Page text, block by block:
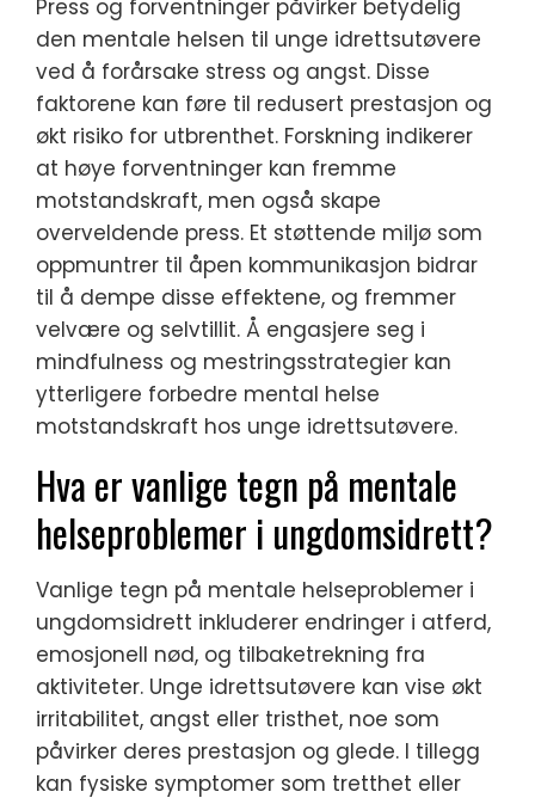
Press og forventninger påvirker betydelig
den mentale helsen til unge idrettsutøvere
ved å forårsake stress og angst. Disse
faktorene kan føre til redusert prestasjon og
økt risiko for utbrenthet. Forskning indikerer
at høye forventninger kan fremme
motstandskraft, men også skape
overveldende press. Et støttende miljø som
oppmuntrer til åpen kommunikasjon bidrar
til å dempe disse effektene, og fremmer
velvære og selvtillit. Å engasjere seg i
mindfulness og mestringsstrategier kan
ytterligere forbedre mental helse
motstandskraft hos unge idrettsutøvere.
Hva er vanlige tegn på mentale
helseproblemer i ungdomsidrett?
Vanlige tegn på mentale helseproblemer i
ungdomsidrett inkluderer endringer i atferd,
emosjonell nød, og tilbaketrekning fra
aktiviteter. Unge idrettsutøvere kan vise økt
irritabilitet, angst eller tristhet, noe som
påvirker deres prestasjon og glede. I tillegg
kan fysiske symptomer som tretthet eller